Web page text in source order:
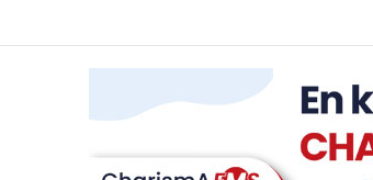
Uygulamasına Yeni Özellikler Ekliyor